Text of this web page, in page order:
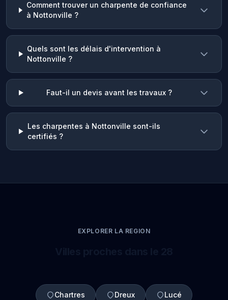
Comment trouver un charpente de confiance
à Nottonville ?
Quels sont les délais d'intervention à
Nottonville ?
Faut-il un devis avant les travaux ?
Les charpentes à Nottonville sont-ils
certifiés ?
EXPLORER LA REGION
Chartres Dreux Lucé